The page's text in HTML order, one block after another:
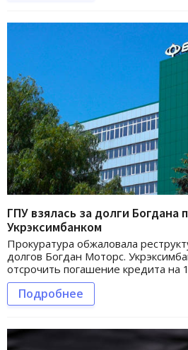
ГПУ взялась за долги Богдана
Укрэксимбанком
Прокуратура обжаловала
долгов Богдан Моторс.
отсрочить погашение кредита на
Подробнее